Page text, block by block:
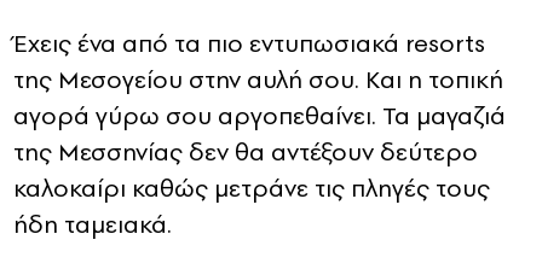
ADVERTISE
Έχεις ένα από τα πιο εντυπωσιακά resorts
της Μεσογείου στην αυλή σου. Και η τοπική
αγορά γύρω σου αργοπεθαίνει. Τα μαγαζιά
της Μεσσηνίας δεν θα αντέξουν δεύτερο
καλοκαίρι καθώς μετράνε τις πληγές τους
ήδη ταμειακά.